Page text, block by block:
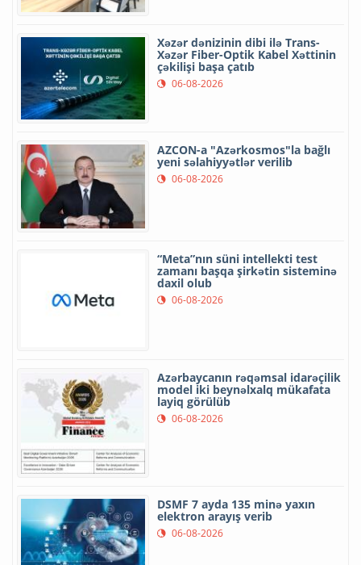
Xəzər dənizinin dibi ilə Trans-
Xəzər Fiber-Optik Kabel Xəttinin
çəkilişi başa çatıb
06-08-2026
AZCON-a "Azərkosmos"la bağlı
yeni səlahiyyətlər verilib
06-08-2026
“Meta”nın süni intellekti test
zamanı başqa şirkətin sisteminə
daxil olub
06-08-2026
Azərbaycanın rəqəmsal idarəçilik
model iki beynəlxalq mükafata
layiq görülüb
06-08-2026
DSMF 7 ayda 135 minə yaxın
elektron arayış verib
06-08-2026